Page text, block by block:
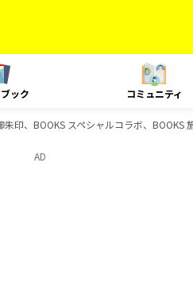
ック コミュニティ
、BOOKS スペシャルコラボ、BOOKS
AD